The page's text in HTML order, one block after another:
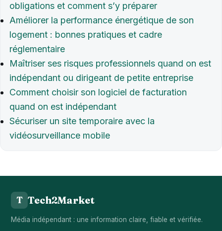
obligations et comment s’y préparer
Améliorer la performance énergétique de son
logement : bonnes pratiques et cadre
réglementaire
Maîtriser ses risques professionnels quand on est
indépendant ou dirigeant de petite entreprise
Comment choisir son logiciel de facturation
quand on est indépendant
Sécuriser un site temporaire avec la
vidéosurveillance mobile
T Tech2Market
Média indépendant : une information claire, fiable et vérifiée.